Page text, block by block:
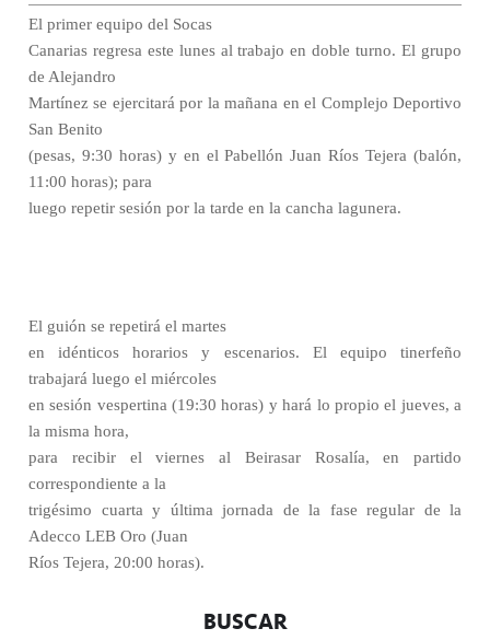
El primer equipo del Socas
Canarias regresa este lunes al trabajo en doble turno. El grupo
de Alejandro
Martínez se ejercitará por la mañana en el Complejo Deportivo
San Benito
(pesas, 9:30 horas) y en el Pabellón Juan Ríos Tejera (balón,
11:00 horas); para
luego repetir sesión por la tarde en la cancha lagunera.
El guión se repetirá el martes
en idénticos horarios y escenarios. El equipo tinerfeño
trabajará luego el miércoles
en sesión vespertina (19:30 horas) y hará lo propio el jueves, a
la misma hora,
para recibir el viernes al Beirasar Rosalía, en partido
correspondiente a la
trigésimo cuarta y última jornada de la fase regular de la
Adecco LEB Oro (Juan
Ríos Tejera, 20:00 horas).
BUSCAR